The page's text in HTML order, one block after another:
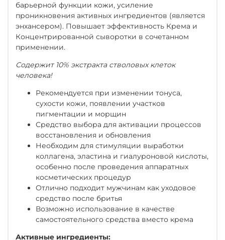
барьерной функции кожи, усиление
проникновения активных ингредиентов (является
энхансером). Повышает эффективность Крема и
Концентрированной сыворотки в сочетанном
применении.
Содержит 10% экстракта стволовых клеток
человека!
Рекомендуется при изменении тонуса,
сухости кожи, появлении участков
пигментации и морщин
Средство выбора для активации процессов
восстановления и обновления
Необходим для стимуляции выработки
коллагена, эластина и гиалуроновой кислоты,
особенно после проведения аппаратных
косметических процедур
Отлично подходит мужчинам как уходовое
средство после бритья
Возможно использование в качестве
самостоятельного средства вместо крема
Активные ингредиенты: